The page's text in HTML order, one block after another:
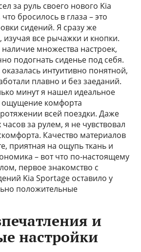
за руль своего нового Kia
бросилось в глаза – это
сидений. Я сразу же
изучая все рычажки и кнопки.
множества настроек,
подогнать сиденье под себя.
интуитивно понятной,
плавно и без заеданий.
минут я нашел идеальное
ощущение комфорта
всей поездки. Даже
за рулем, я не чувствовал
Качество материалов
приятная на ощупь ткань и
– вот что по-настоящему
первое знакомство с
Kia Sportage оставило у
положительные
и
настройки